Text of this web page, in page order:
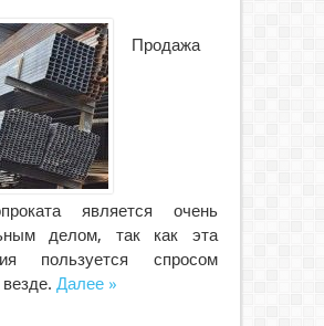
Продажа
является очень
делом, так как эта
пользуется спросом
везде. Далее »